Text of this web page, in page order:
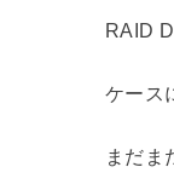
RAID
ケース
まだま